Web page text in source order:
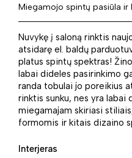
Miegamojo spintų pasiūla ir
Nuvykę į saloną rinktis
atsidarę el. baldų
platus spintų spektras!
labai dideles pasirinkimo
randa tobulai jo poreikius
rinktis sunku, nes yra labai
miegamajam skiriasi
formomis ir kitais dizaino
Interjeras